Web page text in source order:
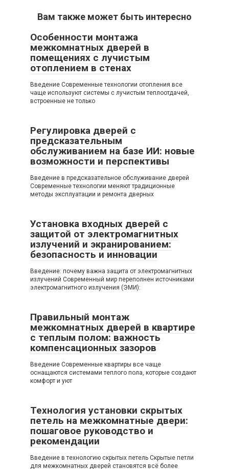
Вам также может быть интересно
Особенности монтажа
межкомнатных дверей в
помещениях с лучистым
отоплением в стенах
Введение Современные технологии отопления все
чаще используют системы с лучистым теплоотдачей,
встроенные не только
Регулировка дверей с
предсказательным
обслуживанием на базе ИИ: новые
возможности и перспективы
Введение в предсказательное обслуживание дверей
Современные технологии меняют традиционные
методы эксплуатации и ремонта дверных
Установка входных дверей с
защитой от электромагнитных
излучений и экранированием:
безопасность и инновации
Введение: почему важна защита от электромагнитных
излучений Современный мир переполнен источниками
электромагнитного излучения (ЭМИ):
Правильный монтаж
межкомнатных дверей в квартире
с теплым полом: важность
компенсационных зазоров
Введение Современные квартиры все чаще
оснащаются системами теплого пола, которые создают
комфорт и уют
Технология установки скрытых
петель на межкомнатные двери:
пошаговое руководство и
рекомендации
Введение в технологию скрытых петель Скрытые петли
для межкомнатных дверей становятся всё более